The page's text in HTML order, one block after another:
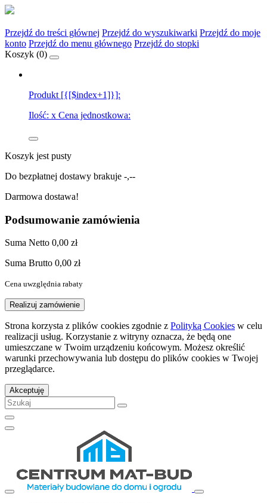
Przejdź do treści głównej Przejdź do wyszukiwarki Przejdź do moje
konto Przejdź do menu głównego Przejdź do stopki
Koszyk (0)
Produkt [{[$index+1]}]:
Ilość: x Cena jednostkowa:
Koszyk jest pusty
Do bezpłatnej dostawy brakuje -,--
Darmowa dostawa!
Podsumowanie zamówienia
Suma Netto 0,00 zł
Suma Brutto 0,00 zł
Cena uwzględnia rabaty
Realizuj zamówienie
Strona korzysta z plików cookies zgodnie z Polityką Cookies w celu
realizacji usług. Korzystanie z witryny oznacza, że będą one
umieszczane w Twoim urządzeniu końcowym. Możesz określić
warunki przechowywania lub dostępu do plików cookies w Twojej
przeglądarce.
Akceptuję